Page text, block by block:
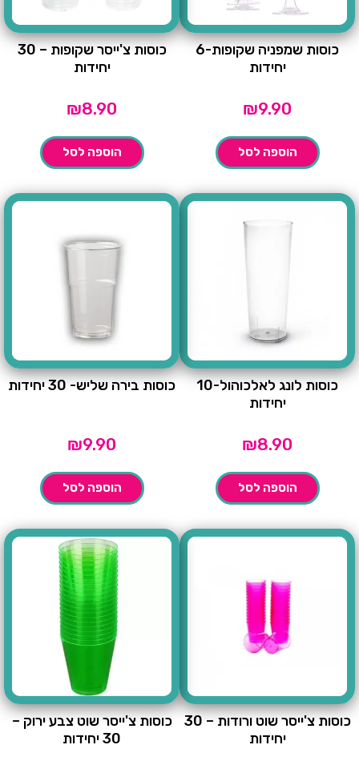
כוסות שמפניה שקופות-6
יחידות
₪9.90
הוספה לסל
כוסות צ'ייסר שקופות – 30
יחידות
₪8.90
הוספה לסל
כוסות לונג לאלכוהול-10
יחידות
₪8.90
הוספה לסל
כוסות בירה שליש- 30 יחידות
₪9.90
הוספה לסל
כוסות צ'ייסר שוט ורודות – 30
יחידות
כוסות צ'ייסר שוט צבע ירוק –
30 יחידות